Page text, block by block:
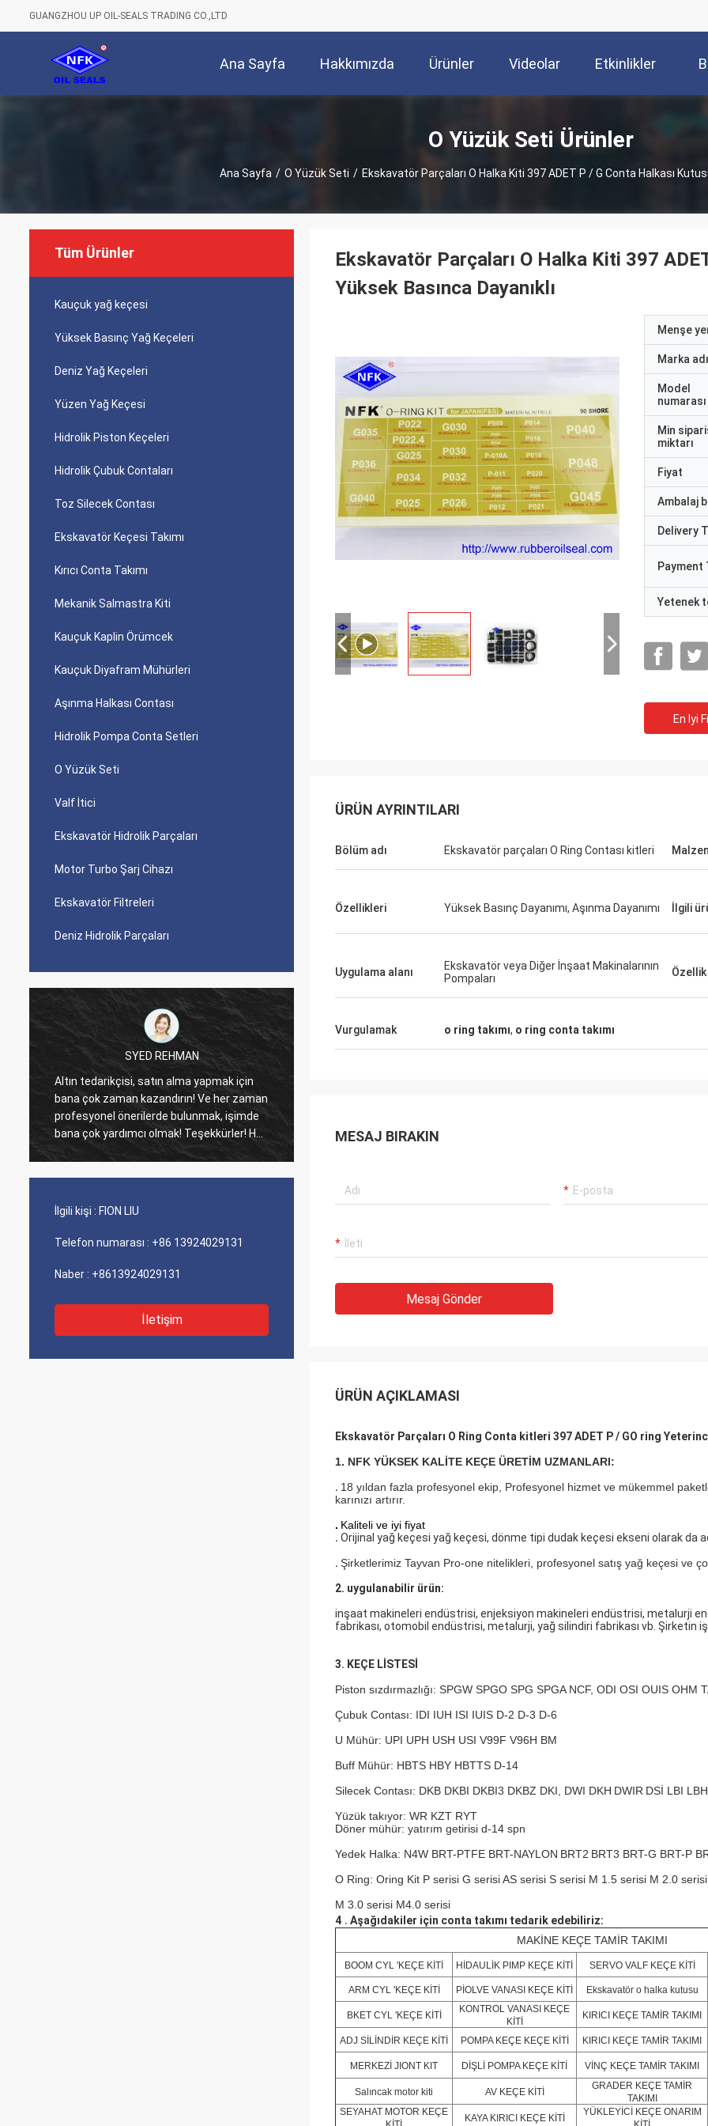
GUANGZHOU UP OIL-SEALS TRADING CO.,LTD
Ana Sayfa Hakkımızda Ürünler Videolar Etkinlikler
O Yüzük Seti Ürünler
Ana Sayfa / O Yüzük Seti / Ekskavatör Parçaları O Halka Kiti 397 ADET P / G Conta Halkası
Tüm Ürünler
Kauçuk yağ keçesi
Yüksek Basınç Yağ Keçeleri
Deniz Yağ Keçeleri
Yüzen Yağ Keçesi
Hidrolik Piston Keçeleri
Hidrolik Çubuk Contaları
Toz Silecek Contası
Ekskavatör Keçesi Takımı
Kırıcı Conta Takımı
Mekanik Salmastra Kiti
Kauçuk Kaplin Örümcek
Kauçuk Diyafram Mühürleri
Aşınma Halkası Contası
Hidrolik Pompa Conta Setleri
O Yüzük Seti
Valf İtici
Ekskavatör Hidrolik Parçaları
Motor Turbo Şarj Cihazı
Ekskavatör Filtreleri
Deniz Hidrolik Parçaları
SYED REHMAN
Altın tedarikçisi, satın alma yapmak için
bana çok zaman kazandırın! Ve her zaman
profesyonel önerilerde bulunmak, işimde
bana çok yardımcı olmak! Teşekkürler! Her
şey en iyi sırada, kaliteli mallar, hızlı
kaliteli görünüyor ve satın almak için
compnay ile iletişime geçecek Daha fazla
iyi hizmet Ben 5 yıldız hak ediyor!
İlgili kişi : FION LIU
Telefon numarası : +86 13924029131
Naber : +8613924029131
İletişim
Ekskavatör Parçaları O Halka Kiti 397
Yüksek Basınca Dayanıklı
Menşe
Marka adı
Model
numarası
Min
miktarı
Fiyat
Ambalaj
Delivery
Payment
Yetenek
En Iyi
ÜRÜN AYRINTILARI
Bölüm adı Ekskavatör parçaları O Ring Contası kitleri
Özellikleri Yüksek Basınç Dayanımı, Aşınma Dayanımı İlgili
Uygulama alanı
Ekskavatör veya Diğer İnşaat Makinalarının
Pompaları
Özellik
Vurgulamak o ring takımı, o ring conta takımı
MESAJ BIRAKIN
Mesaj Gönder
ÜRÜN AÇIKLAMASI
Ekskavatör Parçaları O Ring Conta kitleri 397 ADET P / GO ring
1. NFK YÜKSEK KALİTE KEÇE ÜRETİM UZMANLARI:
. 18 yıldan fazla profesyonel ekip, Profesyonel hizmet ve mükemmel
karınızı artırır.
. Kaliteli ve iyi fiyat
. Orijinal yağ keçesi yağ keçesi, dönme tipi dudak keçesi ekseni olarak da
. Şirketlerimiz Tayvan Pro-one nitelikleri, profesyonel satış yağ keçesi ve
2. uygulanabilir ürün:
inşaat makineleri endüstrisi, enjeksiyon makineleri endüstrisi, metalurji
fabrikası, otomobil endüstrisi, metalurji, yağ silindiri fabrikası vb. Şirketin iş
3. KEÇE LİSTESİ
Piston sızdırmazlığı: SPGW SPGO SPG SPGA NCF, ODI OSI OUIS OHM
Çubuk Contası: IDI IUH ISI IUIS D-2 D-3 D-6
U Mühür: UPI UPH USH USI V99F V96H BM
Buff Mühür: HBTS HBY HBTTS D-14
Silecek Contası: DKB DKBI DKBI3 DKBZ DKI, DWI DKH DWIR DSİ LBI
Yüzük takıyor: WR KZT RYT
Döner mühür: yatırım getirisi d-14 spn
Yedek Halka: N4W BRT-PTFE BRT-NAYLON BRT2 BRT3 BRT-G BRT-P
O Ring: Oring Kit P serisi G serisi AS serisi S serisi M 1.5 serisi M 2.0
M 3.0 serisi M4.0 serisi
4 . Aşağıdakiler için conta takımı tedarik edebiliriz:
MAKİNE KEÇE TAMİR TAKIMI
BOOM CYL 'KEÇE KİTİ HİDAULİK PIMP KEÇE KİTİ SERVO VALF KEÇE KİTİ
ARM CYL 'KEÇE KİTİ PİOLVE VANASI KEÇE KİTİ Ekskavatör o halka kutusu
BKET CYL 'KEÇE KİTİ
KONTROL VANASI KEÇE
KİTİ
KIRICI KEÇE TAMİR TAKIMI
ADJ SİLİNDİR KEÇE KİTİ POMPA KEÇE KEÇE KİTİ KIRICI KEÇE TAMİR TAKIMI
MERKEZİ JIONT KIT DİŞLİ POMPA KEÇE KİTİ VİNÇ KEÇE TAMİR TAKIMI
Salıncak motor kiti
AV KEÇE KİTİ
GRADER KEÇE TAMİR
TAKIMI
SEYAHAT MOTOR KEÇE
KAYA KIRICI KEÇE KİTİ
YÜKLEYİCİ KEÇE ONARIM